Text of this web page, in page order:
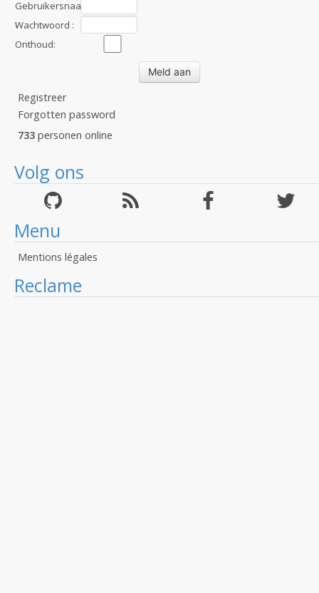
Gebruikersnaam
:Wachtwoord :
Onthoud:
Registreer
Forgotten password
733 personen online
Volg ons
Menu
Mentions légales
Reclame